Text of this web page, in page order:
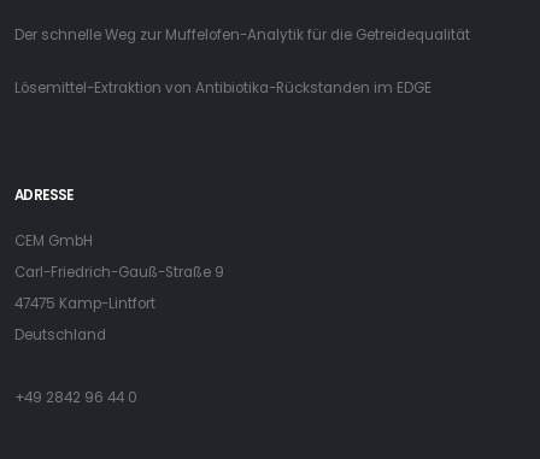
Der schnelle Weg zur Muffelofen-Analytik für die Getreidequalität
Lösemittel-Extraktion von Antibiotika-Rückstanden im EDGE
ADRESSE
CEM GmbH
Carl-Friedrich-Gauß-Straße 9
47475 Kamp-Lintfort
Deutschland
+49 2842 96 44 0